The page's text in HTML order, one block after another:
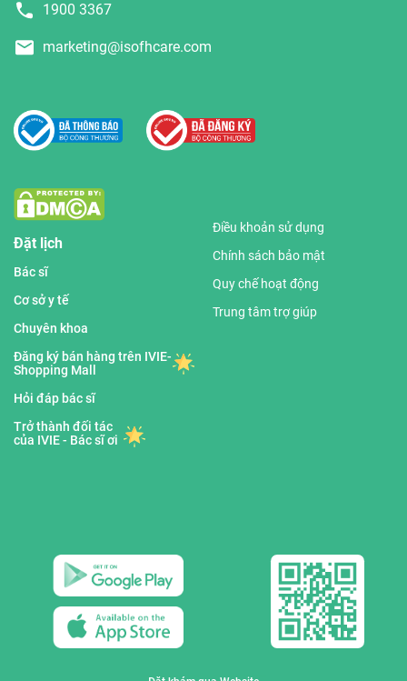
1900 3367
marketing@isofhcare.com
Đặt lịch
Bác sĩ
Cơ sở y tế
Chuyên khoa
Đăng ký bán hàng trên IVIE-
Shopping Mall
Hỏi đáp bác sĩ
Trở thành đối tác
của IVIE - Bác sĩ ơi
Điều khoản sử dụng
Chính sách bảo mật
Quy chế hoạt động
Trung tâm trợ giúp